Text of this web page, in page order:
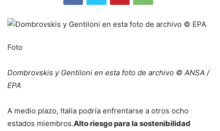
Foto
Dombrovskis y Gentiloni en esta foto de archivo © ANSA /
EPA
A medio plazo, Italia podría enfrentarse a otros ocho
estados miembros.Alto riesgo para la sostenibilidad